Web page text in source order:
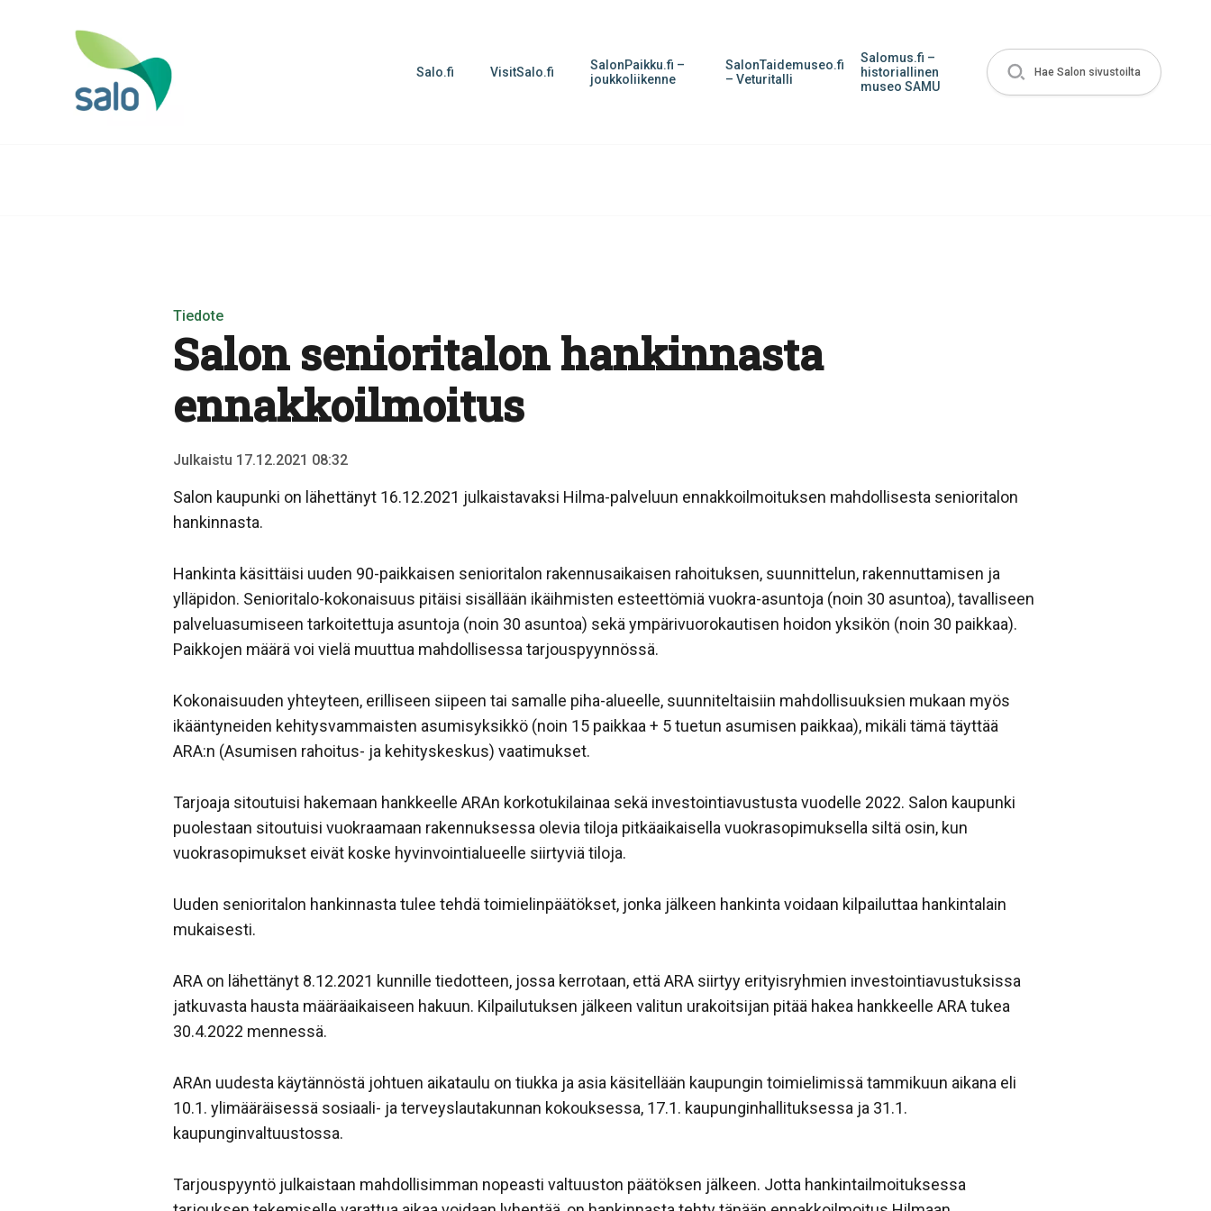
Salo.fi VisitSalo.fi
SalonPaikku.fi –
joukkoliikenne
SalonTaidemuseo.fi
– Veturitalli
Salomus.fi –
historiallinen
museo SAMU
Hae Salon sivustoilta
Tiedote
Salon senioritalon hankinnasta
ennakkoilmoitus
Julkaistu 17.12.2021 08:32
Salon kaupunki on lähettänyt 16.12.2021 julkaistavaksi Hilma-palveluun ennakkoilmoituksen mahdollisesta senioritalon
hankinnasta.
Hankinta käsittäisi uuden 90-paikkaisen senioritalon rakennusaikaisen rahoituksen, suunnittelun, rakennuttamisen ja
ylläpidon. Senioritalo-kokonaisuus pitäisi sisällään ikäihmisten esteettömiä vuokra-asuntoja (noin 30 asuntoa), tavalliseen
palveluasumiseen tarkoitettuja asuntoja (noin 30 asuntoa) sekä ympärivuorokautisen hoidon yksikön (noin 30 paikkaa).
Paikkojen määrä voi vielä muuttua mahdollisessa tarjouspyynnössä.
Kokonaisuuden yhteyteen, erilliseen siipeen tai samalle piha-alueelle, suunniteltaisiin mahdollisuuksien mukaan myös
ikääntyneiden kehitysvammaisten asumisyksikkö (noin 15 paikkaa + 5 tuetun asumisen paikkaa), mikäli tämä täyttää
ARA:n (Asumisen rahoitus- ja kehityskeskus) vaatimukset.
Tarjoaja sitoutuisi hakemaan hankkeelle ARAn korkotukilainaa sekä investointiavustusta vuodelle 2022. Salon kaupunki
puolestaan sitoutuisi vuokraamaan rakennuksessa olevia tiloja pitkäaikaisella vuokrasopimuksella siltä osin, kun
vuokrasopimukset eivät koske hyvinvointialueelle siirtyviä tiloja.
Uuden senioritalon hankinnasta tulee tehdä toimielinpäätökset, jonka jälkeen hankinta voidaan kilpailuttaa hankintalain
mukaisesti.
ARA on lähettänyt 8.12.2021 kunnille tiedotteen, jossa kerrotaan, että ARA siirtyy erityisryhmien investointiavustuksissa
jatkuvasta hausta määräaikaiseen hakuun. Kilpailutuksen jälkeen valitun urakoitsijan pitää hakea hankkeelle ARA tukea
30.4.2022 mennessä.
ARAn uudesta käytännöstä johtuen aikataulu on tiukka ja asia käsitellään kaupungin toimielimissä tammikuun aikana eli
10.1. ylimääräisessä sosiaali- ja terveyslautakunnan kokouksessa, 17.1. kaupunginhallituksessa ja 31.1.
kaupunginvaltuustossa.
Tarjouspyyntö julkaistaan mahdollisimman nopeasti valtuuston päätöksen jälkeen. Jotta hankintailmoituksessa